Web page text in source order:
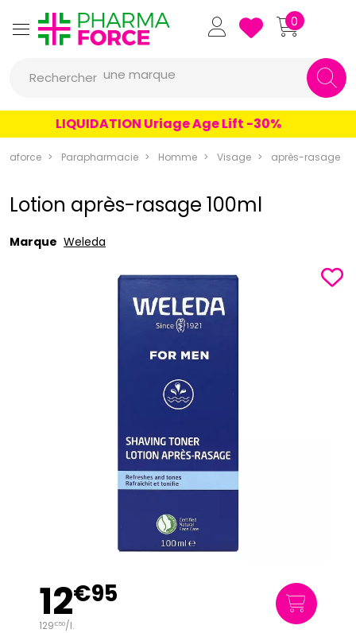
Pharmaforce Grande
0
Rechercher
un produit
une marque
LIQUIDATION Uriage Age Lift -30%
Parapharmacie Homme Visage après-rasage
Lotion après-rasage 100ml
Marque Weleda
12€95
129€50/l.